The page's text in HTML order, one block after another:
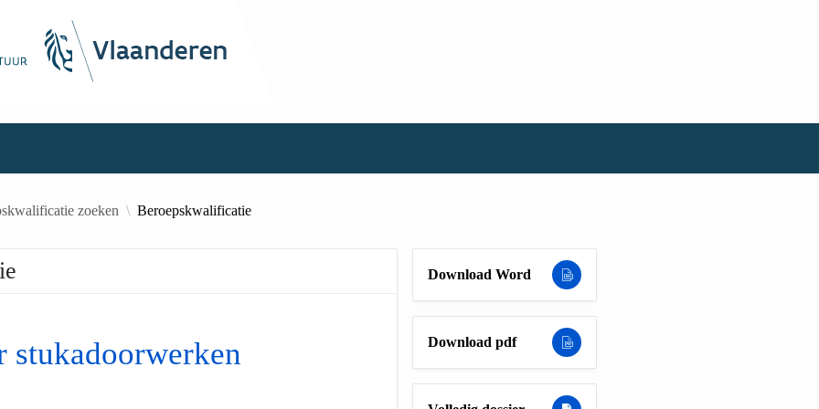
zoeken Beroepskwalificatie
stukadoorwerken
Download Word
Download pdf